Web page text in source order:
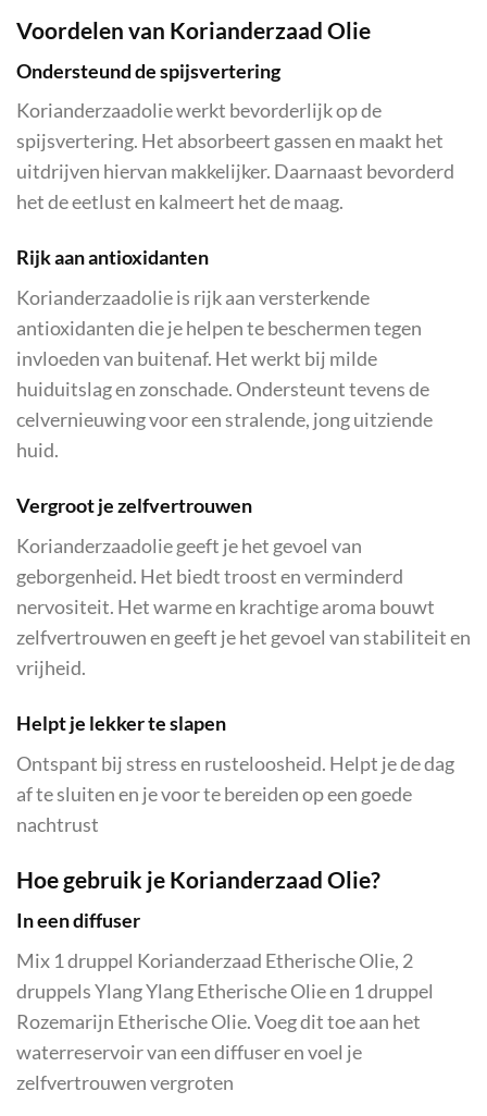
Voordelen van Korianderzaad Olie
Ondersteund de spijsvertering
Korianderzaadolie werkt bevorderlijk op de
spijsvertering. Het absorbeert gassen en maakt het
uitdrijven hiervan makkelijker. Daarnaast bevorderd
het de eetlust en kalmeert het de maag.
Rijk aan antioxidanten
Korianderzaadolie is rijk aan versterkende
antioxidanten die je helpen te beschermen tegen
invloeden van buitenaf. Het werkt bij milde
huiduitslag en zonschade. Ondersteunt tevens de
celvernieuwing voor een stralende, jong uitziende
huid.
Vergroot je zelfvertrouwen
Korianderzaadolie geeft je het gevoel van
geborgenheid. Het biedt troost en verminderd
nervositeit. Het warme en krachtige aroma bouwt
zelfvertrouwen en geeft je het gevoel van stabiliteit en
vrijheid.
Helpt je lekker te slapen
Ontspant bij stress en rusteloosheid. Helpt je de dag
af te sluiten en je voor te bereiden op een goede
nachtrust
Hoe gebruik je Korianderzaad Olie?
In een diffuser
Mix 1 druppel Korianderzaad Etherische Olie, 2
druppels Ylang Ylang Etherische Olie en 1 druppel
Rozemarijn Etherische Olie. Voeg dit toe aan het
waterreservoir van een diffuser en voel je
zelfvertrouwen vergroten